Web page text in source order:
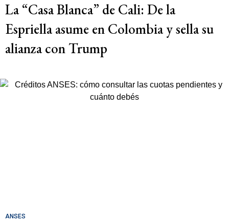
La “Casa Blanca” de Cali: De la
Espriella asume en Colombia y sella su
alianza con Trump
ANSES